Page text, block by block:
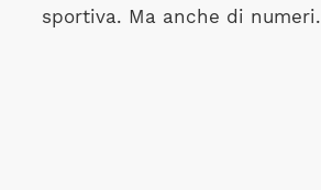
sportiva. Ma anche di numeri.